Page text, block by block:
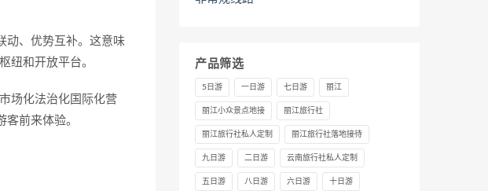
动、优势互补。这意味
纽和开放平台。
场化法治化国际化营
前来体验。
产品筛选
5日游 一日游 七日游 丽江
丽江小众景点地接 丽江旅行社
丽江旅行社私人定制 丽江旅行社落地接待
九日游 二日游 云南旅行社私人定制
五日游 八日游 六日游 十日游